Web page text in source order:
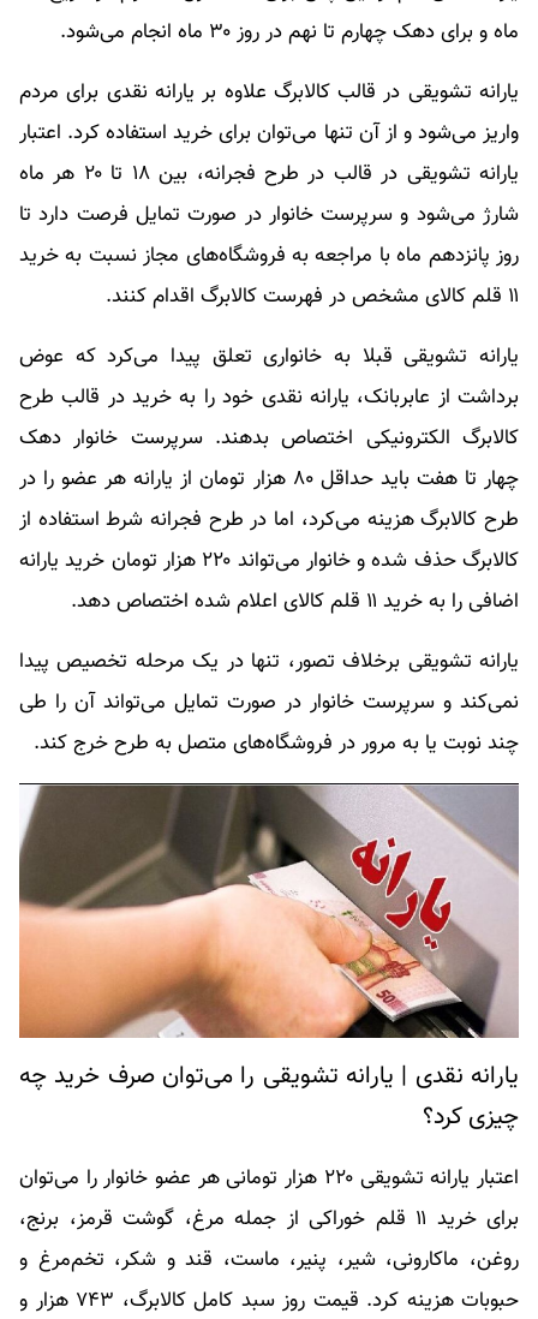
ماه و برای دهک چهارم تا نهم در روز ۳۰ ماه انجام می‌شود.
یارانه تشویقی در قالب کالابرگ علاوه بر یارانه نقدی برای مردم
واریز می‌شود و از آن تنها می‌توان برای خرید استفاده کرد. اعتبار
یارانه تشویقی در قالب در طرح فجرانه، بین ۱۸ تا ۲۰ هر ماه
شارژ می‌شود و سرپرست خانوار در صورت تمایل فرصت دارد تا
روز پانزدهم ماه با مراجعه به فروشگاه‌های مجاز نسبت به خرید
۱۱ قلم کالای مشخص در فهرست کالابرگ اقدام کنند.
یارانه تشویقی قبلا به خانواری تعلق پیدا می‌کرد که عوض
برداشت از عابربانک، یارانه نقدی خود را به خرید در قالب طرح
کالابرگ الکترونیکی اختصاص بدهند. سرپرست خانوار دهک
چهار تا هفت باید حداقل ۸۰ هزار تومان از یارانه هر عضو را در
طرح کالابرگ هزینه می‌کرد، اما در طرح فجرانه شرط استفاده از
کالابرگ حذف شده و خانوار می‌تواند ۲۲۰ هزار تومان خرید یارانه
اضافی را به خرید ۱۱ قلم کالای اعلام شده اختصاص دهد.
یارانه تشویقی برخلاف تصور، تنها در یک مرحله تخصیص پیدا
نمی‌کند و سرپرست خانوار در صورت تمایل می‌تواند آن را طی
چند نوبت یا به مرور در فروشگاه‌های متصل به طرح خرج کند.
یارانه نقدی | یارانه تشویقی را می‌توان صرف خرید چه
چیزی کرد؟
اعتبار یارانه تشویقی ۲۲۰ هزار تومانی هر عضو خانوار را می‌توان
برای خرید ۱۱ قلم خوراکی از جمله مرغ، گوشت قرمز، برنج،
روغن، ماکارونی، شیر، پنیر، ماست، قند و شکر، تخم‌مرغ و
حبوبات هزینه کرد. قیمت روز سبد کامل کالابرگ، ۷۴۳ هزار و